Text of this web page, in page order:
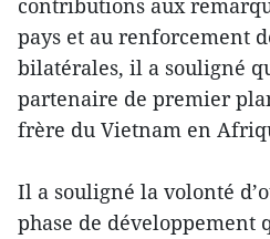
contributions aux
pays et au renforcement
bilatérales, il a souligné
partenaire de premier
frère du Vietnam en
Il a souligné la volonté
phase de